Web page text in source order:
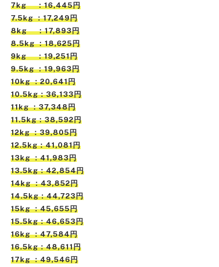
7kg ：16,445円
7.5kg ：17,249円
8kg ：17,893円
8.5kg ：18,625円
9kg ：19,251円
9.5kg ：19,963円
10kg ：20,641円
10.5kg：36,133円
11kg ：37,348円
11.5kg：38,592円
12kg ：39,805円
12.5kg：41,081円
13kg ：41,983円
13.5kg：42,854円
14kg ：43,852円
14.5kg：44,723円
15kg ：45,655円
15.5kg：46,653円
16kg ：47,584円
16.5kg：48,611円
17kg ：49,546円